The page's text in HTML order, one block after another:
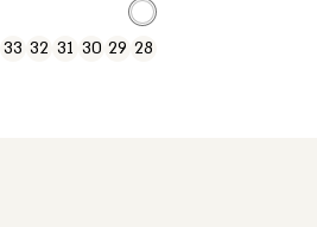
28
29
30
31
32
33